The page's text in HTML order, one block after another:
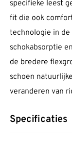
specifieke leest
fit die ook
technologie in
schokabsorptie
de bredere
schoen
veranderen van
Specificaties